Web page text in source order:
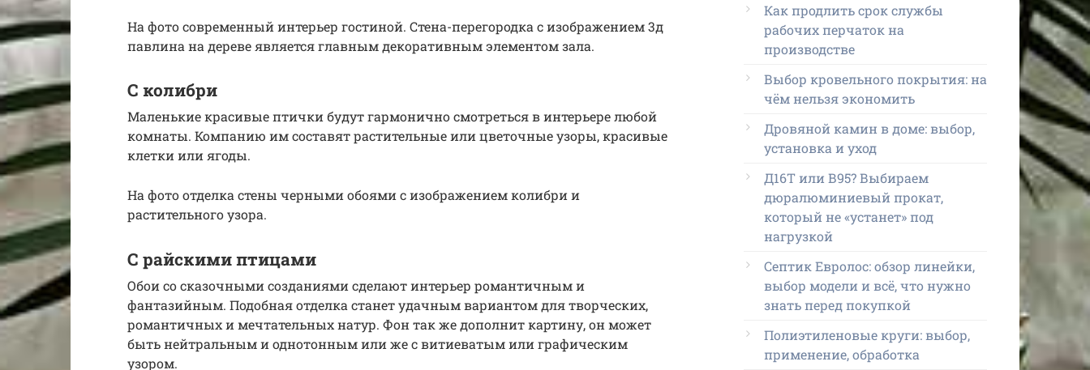
На фото современный интерьер гостиной. Стена-перегородка с изображением 3д
павлина на дереве является главным декоративным элементом зала.
С колибри
Маленькие красивые птички будут гармонично смотреться в интерьере любой
комнаты. Компанию им составят растительные или цветочные узоры, красивые
клетки или ягоды.
На фото отделка стены черными обоями с изображением колибри и
растительного узора.
С райскими птицами
Обои со сказочными созданиями сделают интерьер романтичным и
фантазийным. Подобная отделка станет удачным вариантом для творческих,
романтичных и мечтательных натур. Фон так же дополнит картину, он может
быть нейтральным и однотонным или же с витиеватым или графическим
узором.
Как продлить срок службы
рабочих перчаток на
производстве
Выбор кровельного покрытия: на
чём нельзя экономить
Дровяной камин в доме: выбор,
установка и уход
Д16Т или В95? Выбираем
дюралюминиевый прокат,
который не «устанет» под
нагрузкой
Септик Евролос: обзор линейки,
выбор модели и всё, что нужно
знать перед покупкой
Полиэтиленовые круги: выбор,
применение, обработка